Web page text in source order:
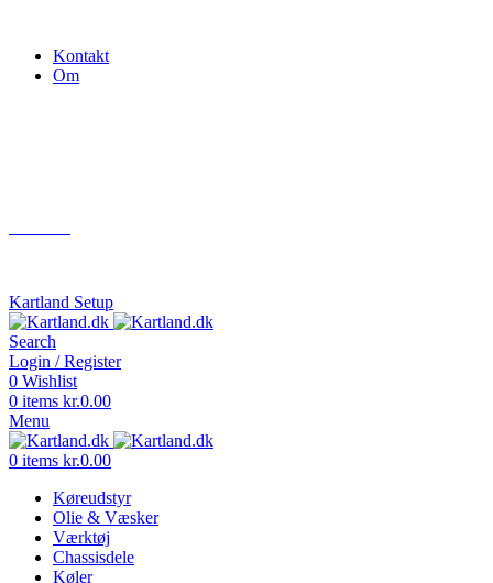
Kontakt
Om
Kartland Setup
Search
Login / Register
0 Wishlist
0 items kr.0.00
Menu
0 items kr.0.00
Køreudstyr
Olie & Væsker
Værktøj
Chassisdele
Køler